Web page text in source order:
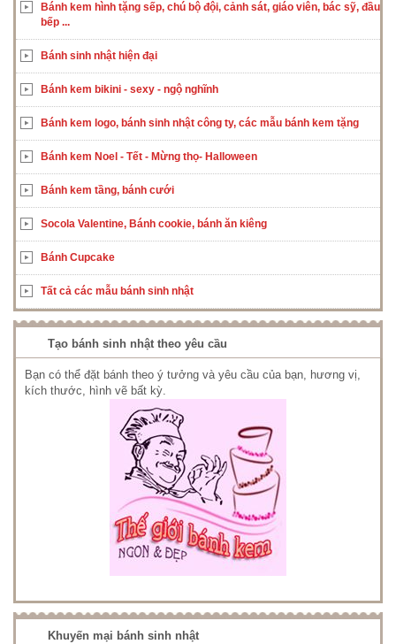
Bánh kem hình tặng sếp, chú bộ đội, cảnh sát, giáo viên, bác sỹ, đầu
bếp ...
Bánh sinh nhật hiện đại
Bánh kem bikini - sexy - ngộ nghĩnh
Bánh kem logo, bánh sinh nhật công ty, các mẫu bánh kem tặng
Bánh kem Noel - Tết - Mừng thọ- Halloween
Bánh kem tầng, bánh cưới
Socola Valentine, Bánh cookie, bánh ăn kiêng
Bánh Cupcake
Tất cả các mẫu bánh sinh nhật
Tạo bánh sinh nhật theo yêu cầu
Bạn có thể đặt bánh theo ý tưởng và yêu cầu của bạn, hương vị,
kích thước, hình vẽ bất kỳ.
Khuyến mại bánh sinh nhật